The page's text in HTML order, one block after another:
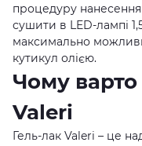
процедуру
сушити в LED-лампі
максимально
кутикул олією.
Чому
Valeri
Гель-лак Valeri – це